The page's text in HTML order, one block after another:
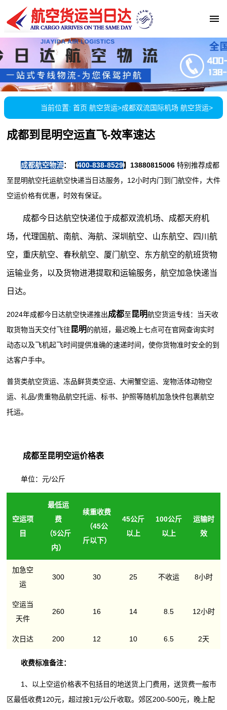
当前位置: 首页 航空货运>成都双流国际机场 航空货运>
成都到昆明空运直飞-效率速达
成都航空物流：【400-838-8529】13880815006 特别推荐成都
至昆明航空托运航空快递当日达服务，12小时内门到门航空件，大件
空运价格有优惠，时效有保证。
成都今日达航空快递位于成都双流机场、成都天府机
场，代理国航、南航、海航、深圳航空、山东航空、四川航
空，重庆航空、春秋航空、厦门航空、东方航空的航班货物
运输业务，以及货物进港提取和运输服务，航空加急快递当
日达。
2024年成都今日达航空快递推出成都至昆明航空货运专线：当天收
取货物当天交付飞往昆明的航班，最迟晚上七点可在官网查询实时
动态以及飞机起飞时间提供准确的速递时间，使你货物准时安全的到
达客户手中。
普货类航空货运、冻品鲜货类空运、大闸蟹空运、宠物活体动物空
运、礼品/贵重物品航空托运、标书、护照等随机加急快件包裹航空
托运。
成都至昆明空运价格表
单位：元/公斤
空运项
目
最低运
费
（5公斤
内）
续重收费
（45公
斤以下）
45公斤
以上
100公斤
以上
运输时
效
加急空
运
300 30 25 不收运 8小时
空运当
天件
260 16 14 8.5 12小时
次日达 200 12 10 6.5 2天
收费标准备注：
1、以上空运价格表不包括目的地送货上门费用，送货费一般市
区最低收费120元，超过按1元/公斤收取。郊区200-500元，晚上配